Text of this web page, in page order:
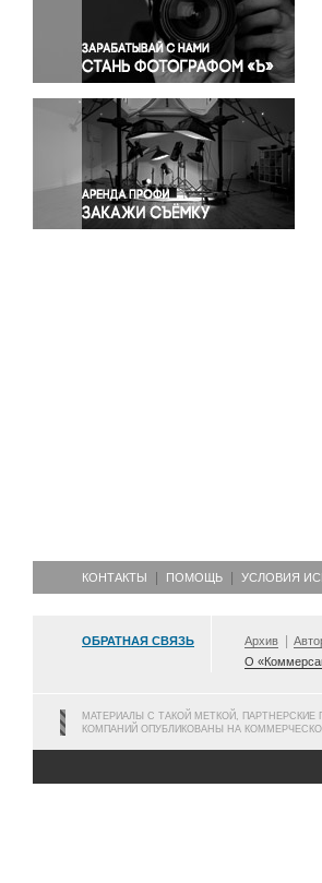
Правосудие
Происшествия и конфликты
Религия
Светская жизнь
Спорт
Экология
Экономика и бизнес
КОНТАКТЫ ПОМОЩЬ УСЛОВИЯ
ОБРАТНАЯ СВЯЗЬ Архив
О
МАТЕРИАЛЫ С ТАКОЙ МЕТКОЙ, ПАРТНЕРСКИЕ
КОМПАНИЙ ОПУБЛИКОВАНЫ НА